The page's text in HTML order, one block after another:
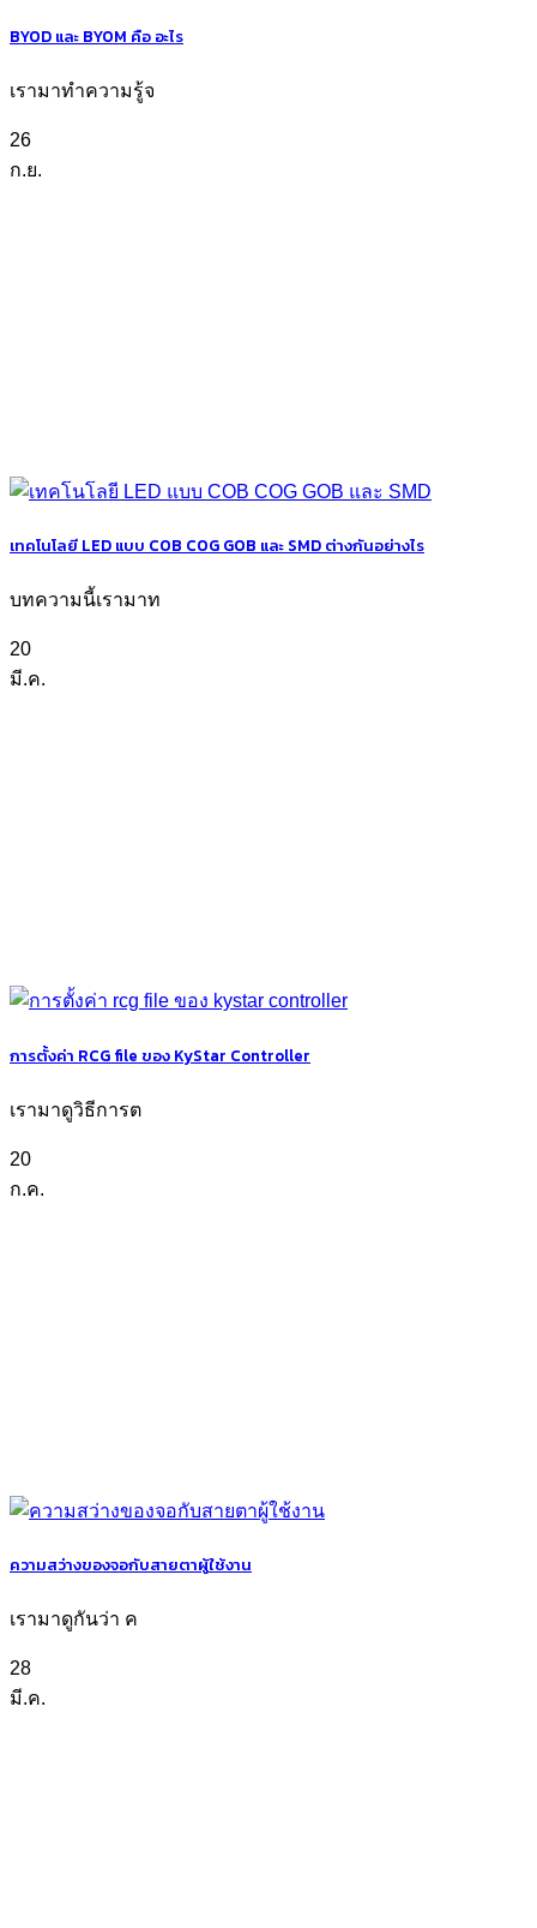
BYOD และ BYOM คือ อะไร
เรามาทำความรู้จ
26
ก.ย.
เทคโนโลยี LED แบบ COB COG GOB และ SMD ต่างกันอย่างไร
บทความนี้เรามาท
20
มี.ค.
การตั้งค่า RCG file ของ KyStar Controller
เรามาดูวิธีการต
20
ก.ค.
ความสว่างของจอกับสายตาผู้ใช้งาน
เรามาดูกันว่า ค
28
มี.ค.